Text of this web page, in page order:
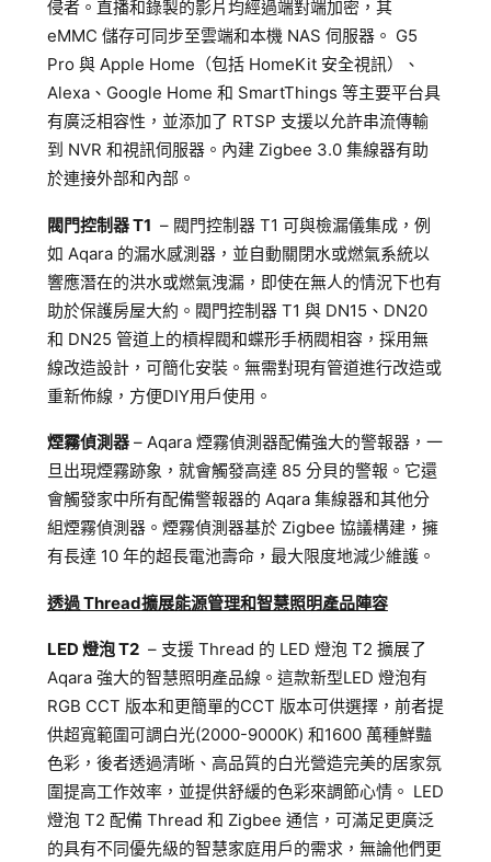
侵者。直播和錄製的影片均經過端對端加密，其
eMMC 儲存可同步至雲端和本機 NAS 伺服器。 G5
Pro 與 Apple Home（包括 HomeKit 安全視訊）、
Alexa、Google Home 和 SmartThings 等主要平台具
有廣泛相容性，並添加了 RTSP 支援以允許串流傳輸
到 NVR 和視訊伺服器。內建 Zigbee 3.0 集線器有助
於連接外部和內部。
閥門控制器 T1 – 閥門控制器 T1 可與檢漏儀集成，例
如 Aqara 的漏水感測器，並自動關閉水或燃氣系統以
響應潛在的洪水或燃氣洩漏，即使在無人的情況下也有
助於保護房屋大約。閥門控制器 T1 與 DN15、DN20
和 DN25 管道上的槓桿閥和蝶形手柄閥相容，採用無
線改造設計，可簡化安裝。無需對現有管道進行改造或
重新佈線，方便DIY用戶使用。
煙霧偵測器– Aqara 煙霧偵測器配備強大的警報器，一
旦出現煙霧跡象，就會觸發高達 85 分貝的警報。它還
會觸發家中所有配備警報器的 Aqara 集線器和其他分
組煙霧偵測器。煙霧偵測器基於 Zigbee 協議構建，擁
有長達 10 年的超長電池壽命，最大限度地減少維護。
透過 Thread擴展能源管理和智慧照明產品陣容
LED 燈泡 T2 – 支援 Thread 的 LED 燈泡 T2 擴展了
Aqara 強大的智慧照明產品線。這款新型LED 燈泡有
RGB CCT 版本和更簡單的CCT 版本可供選擇，前者提
供超寬範圍可調白光(2000-9000K) 和1600 萬種鮮豔
色彩，後者透過清晰、高品質的白光營造完美的居家氛
圍提高工作效率，並提供舒緩的色彩來調節心情。 LED
燈泡 T2 配備 Thread 和 Zigbee 通信，可滿足更廣泛
的具有不同優先級的智慧家庭用戶的需求，無論他們更